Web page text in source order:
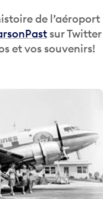
de l’aéroport
sur Twitter
et vos souvenirs!